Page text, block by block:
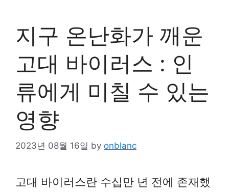
지구 온난화가 깨운
고대 바이러스 : 인
류에게 미칠 수 있는
영향
2023년 08월 16일 by onblanc
고대 바이러스란 수십만 년 전에 존재했